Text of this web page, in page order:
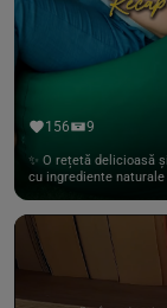
156 9
✨ O rețetă delicioasă
cu ingrediente naturale